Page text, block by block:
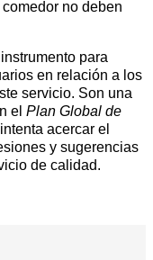
no deben
instrumento para
en relación a los
servicio. Son una
el Plan Global de
acercar el
y sugerencias
de calidad.